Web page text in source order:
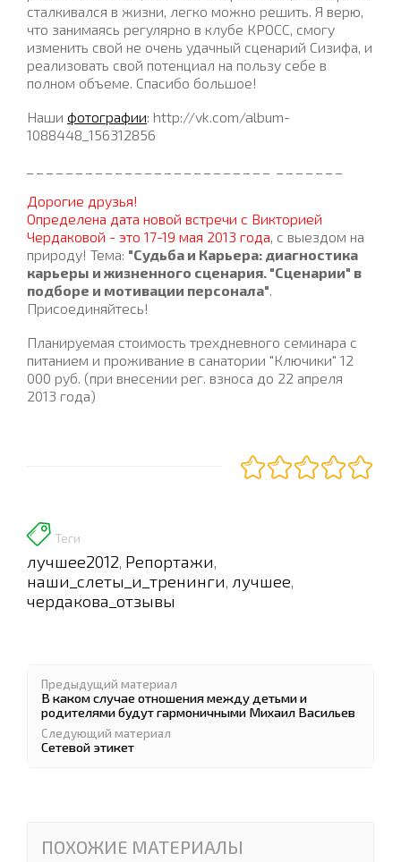
сталкивался в жизни, легко можно решить. Я верю,
что занимаясь регулярно в клубе КРОСС, смогу
изменить свой не очень удачный сценарий Сизифа, и
реализовать свой потенциал на пользу себе в
полном объеме. Спасибо большое!
Наши фотографии: http://vk.com/album-
1088448_156312856
Дорогие друзья!
Определена дата новой встречи с Викторией
Чердаковой - это 17-19 мая 2013 года, с выездом на
природу! Тема: "Судьба и Карьера: диагностика
карьеры и жизненного сценария. "Сценарии" в
подборе и мотивации персонала".
Присоединяйтесь!
Планируемая стоимость трехдневного семинара с
питанием и проживание в санатории "Ключики" 12
000 руб. (при внесении рег. взноса до 22 апреля
2013 года)
Теги
лучшее2012, Репортажи,
наши_слеты_и_тренинги, лучшее,
чердакова_отзывы
Предыдущий материал
В каком случае отношения между детьми и
родителями будут гармоничными Михаил Васильев
Следующий материал
Сетевой этикет
ПОХОЖИЕ МАТЕРИАЛЫ